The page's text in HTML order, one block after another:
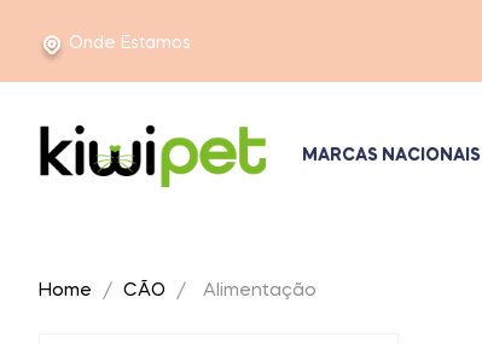
Onde Estamos
MARCAS NACIONAIS
Home CÃO Alimentação